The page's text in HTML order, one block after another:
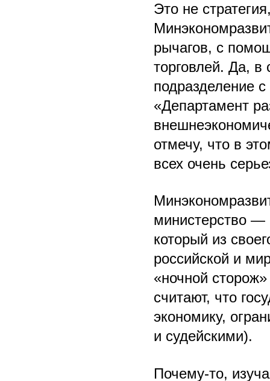
Это не
рычагов, с
торговлей. Да, в
подразделение
«Департамент
отмечу, что в
всех очень
министерство —
который из
российской и
«ночной
считают, что
экономику,
и судейскими).
Почему-то,